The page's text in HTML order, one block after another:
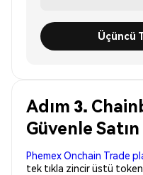
Üçüncü
Adım 3.
Güvenle
Phemex Onchain Trade
tek tıkla zincir üstü token